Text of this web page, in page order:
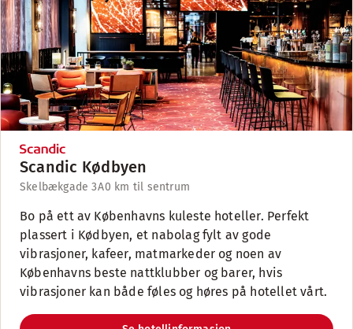
Scandic Kødbyen
Skelbækgade 3A0 km til sentrum
Bo på ett av Københavns kuleste hoteller. Perfekt
plassert i Kødbyen, et nabolag fylt av gode
vibrasjoner, kafeer, matmarkeder og noen av
Københavns beste nattklubber og barer, hvis
vibrasjoner kan både føles og høres på hotellet vårt.